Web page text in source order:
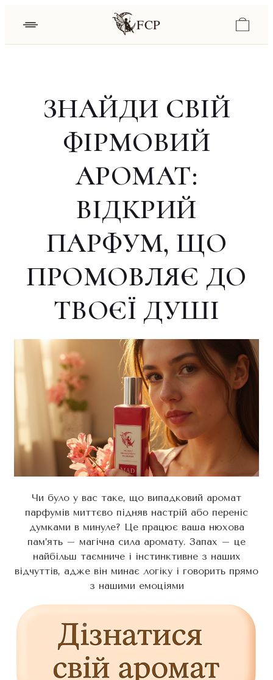
FCP
ЗНАЙДИ СВІЙ
ФІРМОВИЙ
АРОМАТ:
ВІДКРИЙ
ПАРФУМ, ЩО
ПРОМОВЛЯЄ ДО
ТВОЄЇ ДУШІ
Чи було у вас таке, що випадковий аромат
парфумів миттєво підняв настрій або переніс
думками в минуле? Це працює ваша нюхова
пам’ять – магічна сила аромату. Запах – це
найбільш таємниче і інстинктивне з наших
відчуттів, адже він минає логіку і говорить прямо
з нашими емоціями